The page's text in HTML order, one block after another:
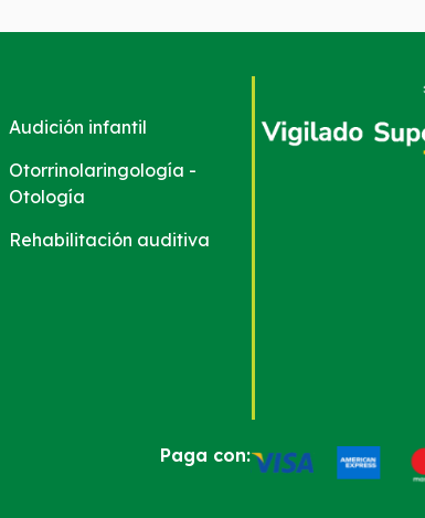
Audición infantil
Otorrinolaringología -
Otología
Rehabilitación auditiva
Paga con: